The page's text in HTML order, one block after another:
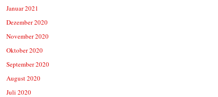
Januar 2021
Dezember 2020
November 2020
Oktober 2020
September 2020
August 2020
Juli 2020